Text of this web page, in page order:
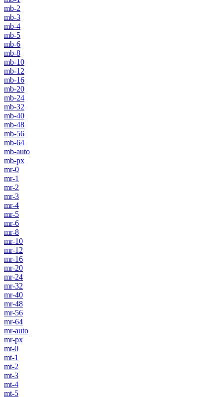
mb-2
mb-3
mb-4
mb-5
mb-6
mb-8
mb-10
mb-12
mb-16
mb-20
mb-24
mb-32
mb-40
mb-48
mb-56
mb-64
mb-auto
mb-px
mr-0
mr-1
mr-2
mr-3
mr-4
mr-5
mr-6
mr-8
mr-10
mr-12
mr-16
mr-20
mr-24
mr-32
mr-40
mr-48
mr-56
mr-64
mr-auto
mr-px
mt-0
mt-1
mt-2
mt-3
mt-4
mt-5